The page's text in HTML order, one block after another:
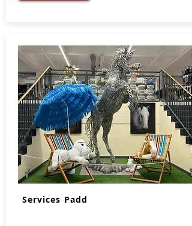
Services Padd